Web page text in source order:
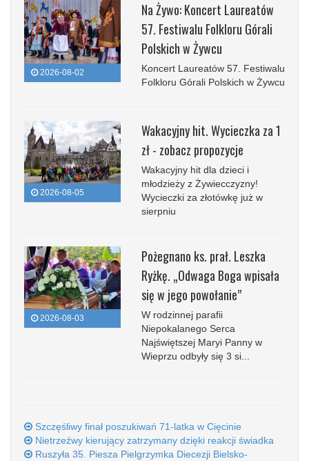
2026-08-02
Na Żywo: Koncert Laureatów
57. Festiwalu Folkloru Górali
Polskich w Żywcu
Koncert Laureatów 57. Festiwalu
Folkloru Górali Polskich w Żywcu
2026-08-05
Wakacyjny hit. Wycieczka za 1
zł - zobacz propozycje
Wakacyjny hit dla dzieci i
młodzieży z Żywiecczyzny!
Wycieczki za złotówkę już w
sierpniu
2026-08-03
Pożegnano ks. prał. Leszka
Ryżkę. „Odwaga Boga wpisała
się w jego powołanie”
W rodzinnej parafii
Niepokalanego Serca
Najświętszej Maryi Panny w
Wieprzu odbyły się 3 si...
Szczęśliwy finał poszukiwań 71-latka w Cięcinie
Nietrzeźwy kierujący zatrzymany dzięki reakcji świadka
Ruszyła 35. Piesza Pielgrzymka Diecezji Bielsko-